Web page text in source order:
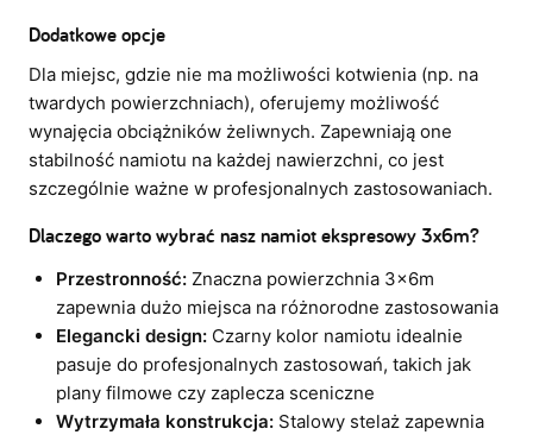
Dodatkowe opcje
Dla miejsc, gdzie nie ma możliwości kotwienia (np. na
twardych powierzchniach), oferujemy możliwość
wynajęcia obciążników żeliwnych. Zapewniają one
stabilność namiotu na każdej nawierzchni, co jest
szczególnie ważne w profesjonalnych zastosowaniach.
Dlaczego warto wybrać nasz namiot ekspresowy 3x6m?
Przestronność:Znaczna powierzchnia 3x6m
zapewnia dużo miejsca na różnorodne zastosowania
Elegancki design:Czarny kolor namiotu idealnie
pasuje do profesjonalnych zastosowań, takich jak
plany filmowe czy zaplecza sceniczne
Wytrzymała konstrukcja:Stalowy stelaż zapewnia